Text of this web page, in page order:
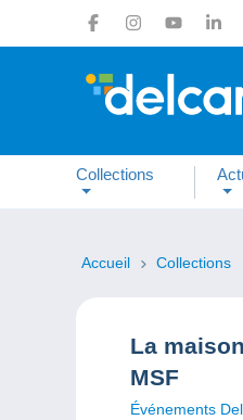
Collections
Accueil Collections
La
MSF
Événements